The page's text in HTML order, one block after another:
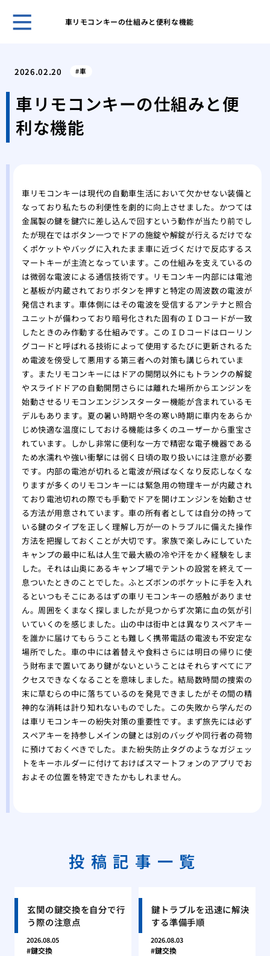
車リモコンキーの仕組みと便利な機能
も
ィ
イ
は
説
針
ト
当か
ど
専
2026.02.20 車
車リモコンキーの仕組みと便
利な機能
車リモコンキーは現代の自動車生活において欠かせない装備と
なっており私たちの利便性を劇的に向上させました。かつては
金属製の鍵を鍵穴に差し込んで回すという動作が当たり前でし
たが現在ではボタン一つでドアの施錠や解錠が行えるだけでな
くポケットやバッグに入れたまま車に近づくだけで反応するス
マートキーが主流となっています。この仕組みを支えているの
は微弱な電波による通信技術です。リモコンキー内部には電池
と基板が内蔵されておりボタンを押すと特定の周波数の電波が
発信されます。車体側にはその電波を受信するアンテナと照合
ユニットが備わっており暗号化された固有のＩＤコードが一致
したときのみ作動する仕組みです。このＩＤコードはローリン
グコードと呼ばれる技術によって使用するたびに更新されるた
め電波を傍受して悪用する第三者への対策も講じられていま
す。またリモコンキーにはドアの開閉以外にもトランクの解錠
やスライドドアの自動開閉さらには離れた場所からエンジンを
始動させるリモコンエンジンスターター機能が含まれているモ
デルもあります。夏の暑い時期や冬の寒い時期に車内をあらか
じめ快適な温度にしておける機能は多くのユーザーから重宝さ
れています。しかし非常に便利な一方で精密な電子機器である
ため水濡れや強い衝撃には弱く日頃の取り扱いには注意が必要
です。内部の電池が切れると電波が飛ばなくなり反応しなくな
りますが多くのリモコンキーには緊急用の物理キーが内蔵され
ており電池切れの際でも手動でドアを開けエンジンを始動させ
る方法が用意されています。車の所有者としては自分の持って
いる鍵のタイプを正しく理解し万が一のトラブルに備えた操作
方法を把握しておくことが大切です。家族で楽しみにしていた
キャンプの最中に私は人生で最大級の冷や汗をかく経験をしま
した。それは山奥にあるキャンプ場でテントの設営を終えて一
息ついたときのことでした。ふとズボンのポケットに手を入れ
るといつもそこにあるはずの車リモコンキーの感触がありませ
ん。周囲をくまなく探しましたが見つからず次第に血の気が引
いていくのを感じました。山の中は街中とは異なりスペアキー
を誰かに届けてもらうことも難しく携帯電話の電波も不安定な
場所でした。車の中には着替えや食料さらには明日の帰りに使
う財布まで置いてあり鍵がないということはそれらすべてにア
クセスできなくなることを意味しました。結局数時間の捜索の
末に草むらの中に落ちているのを発見できましたがその間の精
神的な消耗は計り知れないものでした。この失敗から学んだの
は車リモコンキーの紛失対策の重要性です。まず旅先には必ず
スペアキーを持参しメインの鍵とは別のバッグや同行者の荷物
に預けておくべきでした。また紛失防止タグのようなガジェッ
トをキーホルダーに付けておけばスマートフォンのアプリでお
およその位置を特定できたかもしれません。
投稿記事一覧
玄関の鍵交換を自分で行
う際の注意点
2026.08.05
鍵交換
鍵トラブルを迅速に解決
する準備手順
2026.08.03
鍵交換